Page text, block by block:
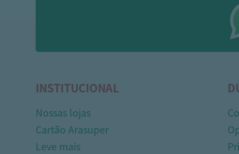
INSTITUCIONAL
Nossas lojas
Cartão Arasuper
Leve mais